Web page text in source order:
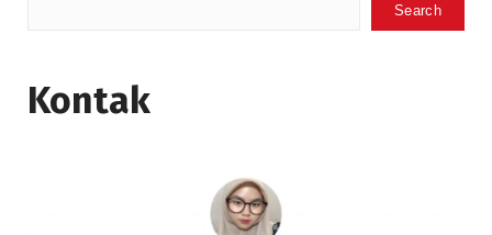
Search
Kontak